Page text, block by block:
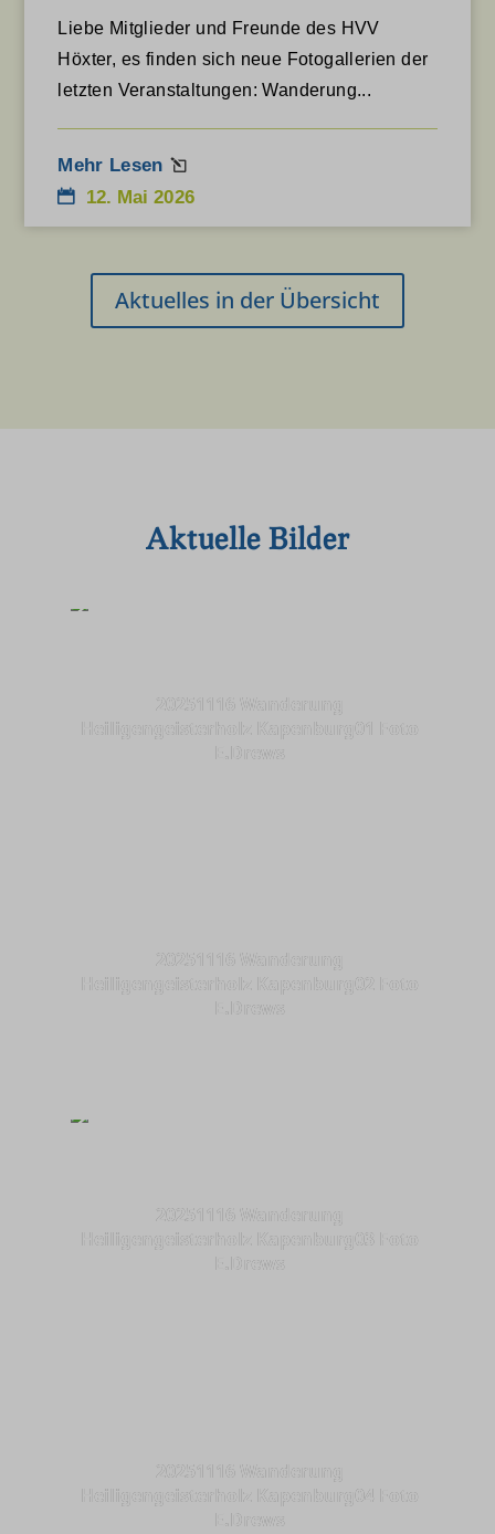
12. Mai 2026
Liebe Mitglieder und Freunde des HVV
Höxter, es finden sich neue Fotogallerien der
letzten Veranstaltungen: Wanderung...
Mehr Lesen
Aktuelles in der Übersicht
Aktuelle Bilder